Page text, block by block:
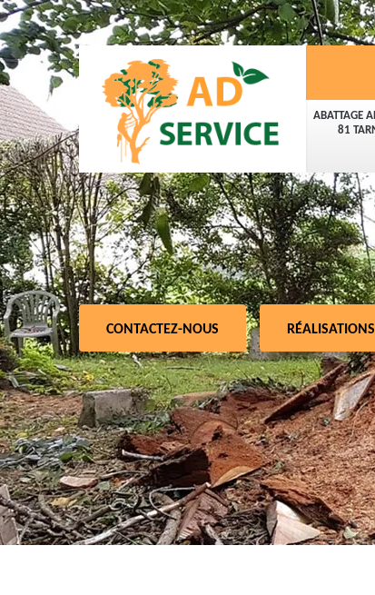
ABATTAGE
81
CONTACTEZ-NOUS RÉALISATIONS